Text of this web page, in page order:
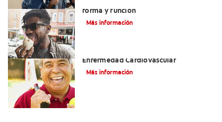
forma y función
Más información
Enfermedad Cardiovascular
Más información